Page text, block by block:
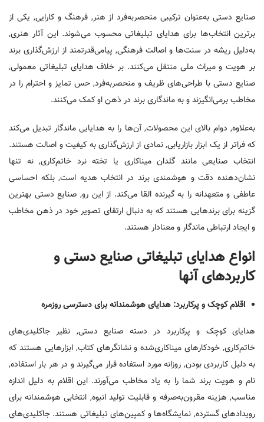
صنایع دستی به‌عنوان ترکیبی منحصر‌به‌فرد از هنر, فرهنگ و کارایی, یکی از
برترین انتخاب‌ها برای هدایای تبلیغاتی محسوب می‌شوند. این آثار هنری,
به‌دلیل ریشه در سنت‌ها و اصالت فرهنگی, پیامی‌قدرتمند از ارزش‌گذاری برند
بر هویت و میراث ملی منتقل می‌کنند. بر خلاف هدایای تبلیغاتی معمولی,
صنایع دستی با طراحی‌های ظریف و منحصر‌به‌فرد, حس تمایز و احترام را در
مخاطب برمی‌انگیزند و به ماندگاری برند در ذهن او کمک می‌کنند.
به‌علاوه, دوام بالای این محصولات, آن‌ها را به هدایایی ماندگار تبدیل می‌کند
که فراتر از یک ابزار بازاریابی, نمادی از ارزش‌گذاری به کیفیت و اصالت هستند.
انتخاب صنایعی مانند گلدان میناکاری یا تخته نرد خاتم‌کاری, نه تنها
نشان‌دهنده دقت و هوشمندی برند در انتخاب هدیه است, بلکه احساسی
عاطفی و متعهدانه را به گیرنده القا می‌کند. از این رو, صنایع دستی بهترین
گزینه برای برندهایی هستند که به دنبال ارتقای تصویر خود در ذهن مخاطب
و ایجاد ارتباطی ماندگار و معنادار هستند.
انواع هدایای تبلیغاتی صنایع دستی و
کاربردهای آنها
اقلام کوچک و پرکاربرد: هدایای هوشمندانه برای دسترسی روزمره
هدایای کوچک و پرکاربرد در دسته صنایع دستی, نظیر جاکلیدی‌های
خاتم‌کاری, خودکارهای میناکاری‌شده و نشانگرهای کتاب, ابزارهایی هستند که
به دلیل کاربردی بودن, روزانه مورد استفاده قرار می‌گیرند و در هر بار استفاده,
نام و هویت برند شما را به یاد مخاطب می‌آورند. این اقلام به دلیل اندازه
مناسب, هزینه مقرون‌به‌صرفه و قابلیت تولید انبوه, انتخابی هوشمندانه برای
رویدادهای گسترده, نمایشگاه‌ها و کمپین‌های تبلیغاتی هستند. جاکلیدی‌های